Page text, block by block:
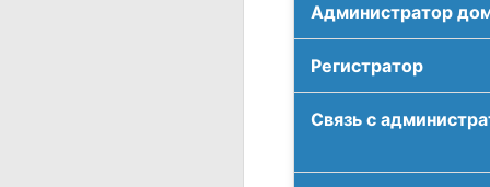
Администратор
Регистратор
Связь с